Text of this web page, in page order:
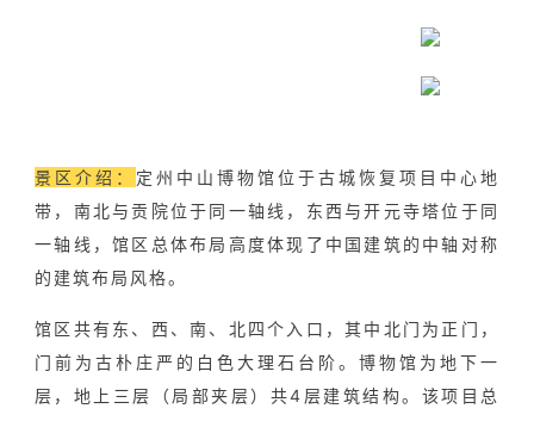
景区介绍： 定州中山博物馆位于古城恢复项目中心地
带，南北与贡院位于同一轴线，东西与开元寺塔位于同
一轴线，馆区总体布局高度体现了中国建筑的中轴对称
的建筑布局风格。
馆区共有东、西、南、北四个入口，其中北门为正门，
门前为古朴庄严的白色大理石台阶。博物馆为地下一
层，地上三层（局部夹层）共4层建筑结构。该项目总